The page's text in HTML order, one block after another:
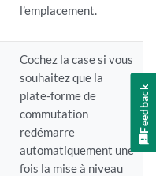
l’emplacement.
Cochez la case si vous
souhaitez que la
plate-forme de
commutation
redémarre
automatiquement une
fois la mise à niveau
Feedback